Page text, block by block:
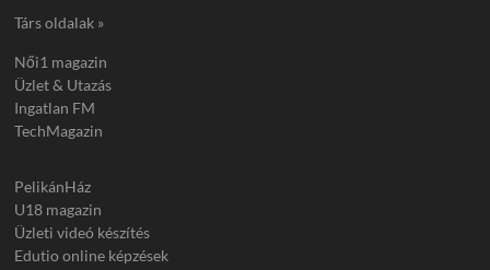
Társ oldalak »
Női1 magazin
Üzlet & Utazás
Ingatlan FM
TechMagazin
PelikánHáz
U18 magazin
Üzleti videó készítés
Edutio online képzések